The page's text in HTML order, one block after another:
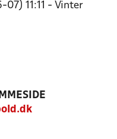
07) 11:11 - Vinter